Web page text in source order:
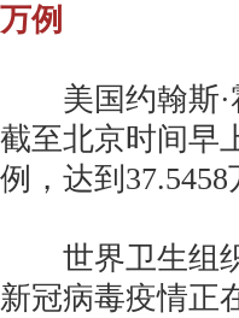
万例
美国约翰斯·
截至北京时间早
例，达到37.5458
世界卫生组织
新冠病毒疫情正